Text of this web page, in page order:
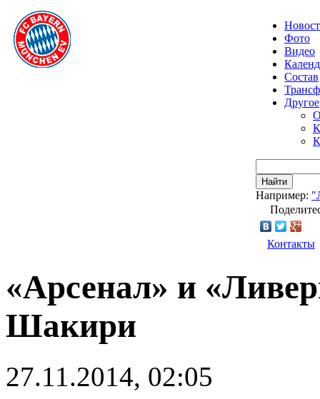
Фото
Видео
Состав
Другое
Найти
Например:
Контакты
«Арсенал» и
Шакири
27.11.2014, 02:05